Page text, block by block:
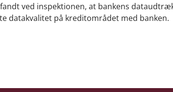
ved inspektionen, at bankens
datakvalitet på kreditområdet med banken.